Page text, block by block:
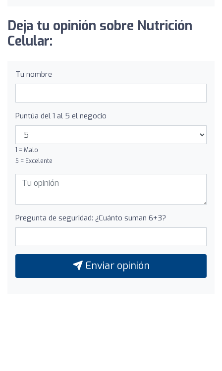
Deja tu opinión sobre Nutrición
Celular:
Tu nombre
Puntúa del 1 al 5 el negocio
1 = Malo
5 = Excelente
Pregunta de seguridad: ¿Cuánto suman 6+3?
Enviar opinión